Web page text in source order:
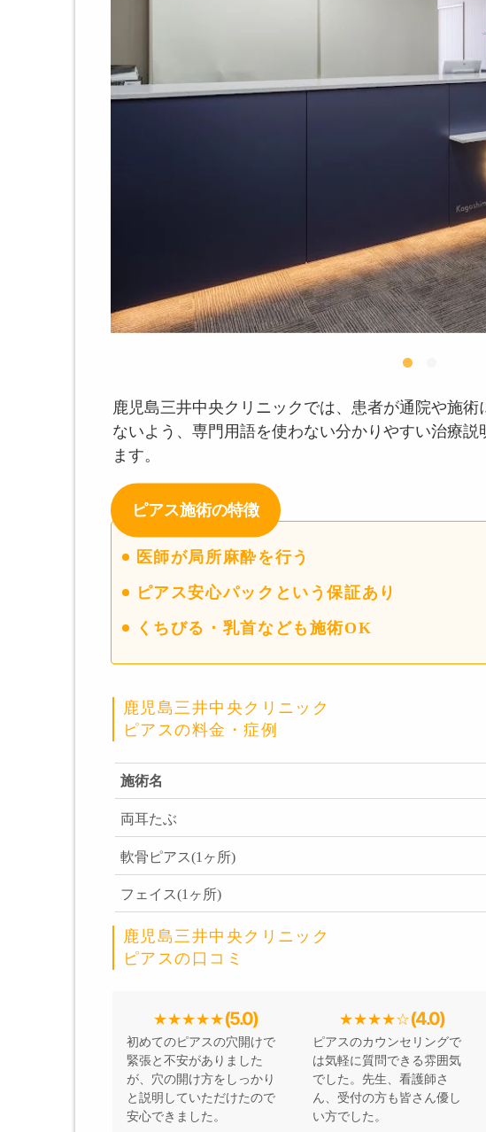
鹿児島三井中央クリニックでは、患者が通院や施
ないよう、専門用語を使わない分かりやすい治療
ます。
ピアス施術の特徴
医師が局所麻酔を行う
ピアス安心パックという保証あり
くちびる・乳首なども施術OK
鹿児島三井中央クリニック
ピアスの料金・症例
施術名
両耳たぶ
軟骨ピアス(1ヶ所)
フェイス(1ヶ所)
鹿児島三井中央クリニック
ピアスの口コミ
(5.0)
初めてのピアスの穴開けで
緊張と不安がありました
が、穴の開け方をしっかり
と説明していただけたので
安心できました。
(4.0)
ピアスのカウンセリングで
は気軽に質問できる雰囲気
でした。先生、看護師さ
ん、受付の方も皆さん優し
い方でした。